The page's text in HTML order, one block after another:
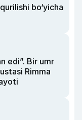
bo‘yicha
edi”. Bir umr
Rimma